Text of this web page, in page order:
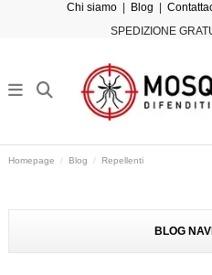
Chi siamo Blog
SPEDIZIONE
Homepage Blog Repellenti
BLOG